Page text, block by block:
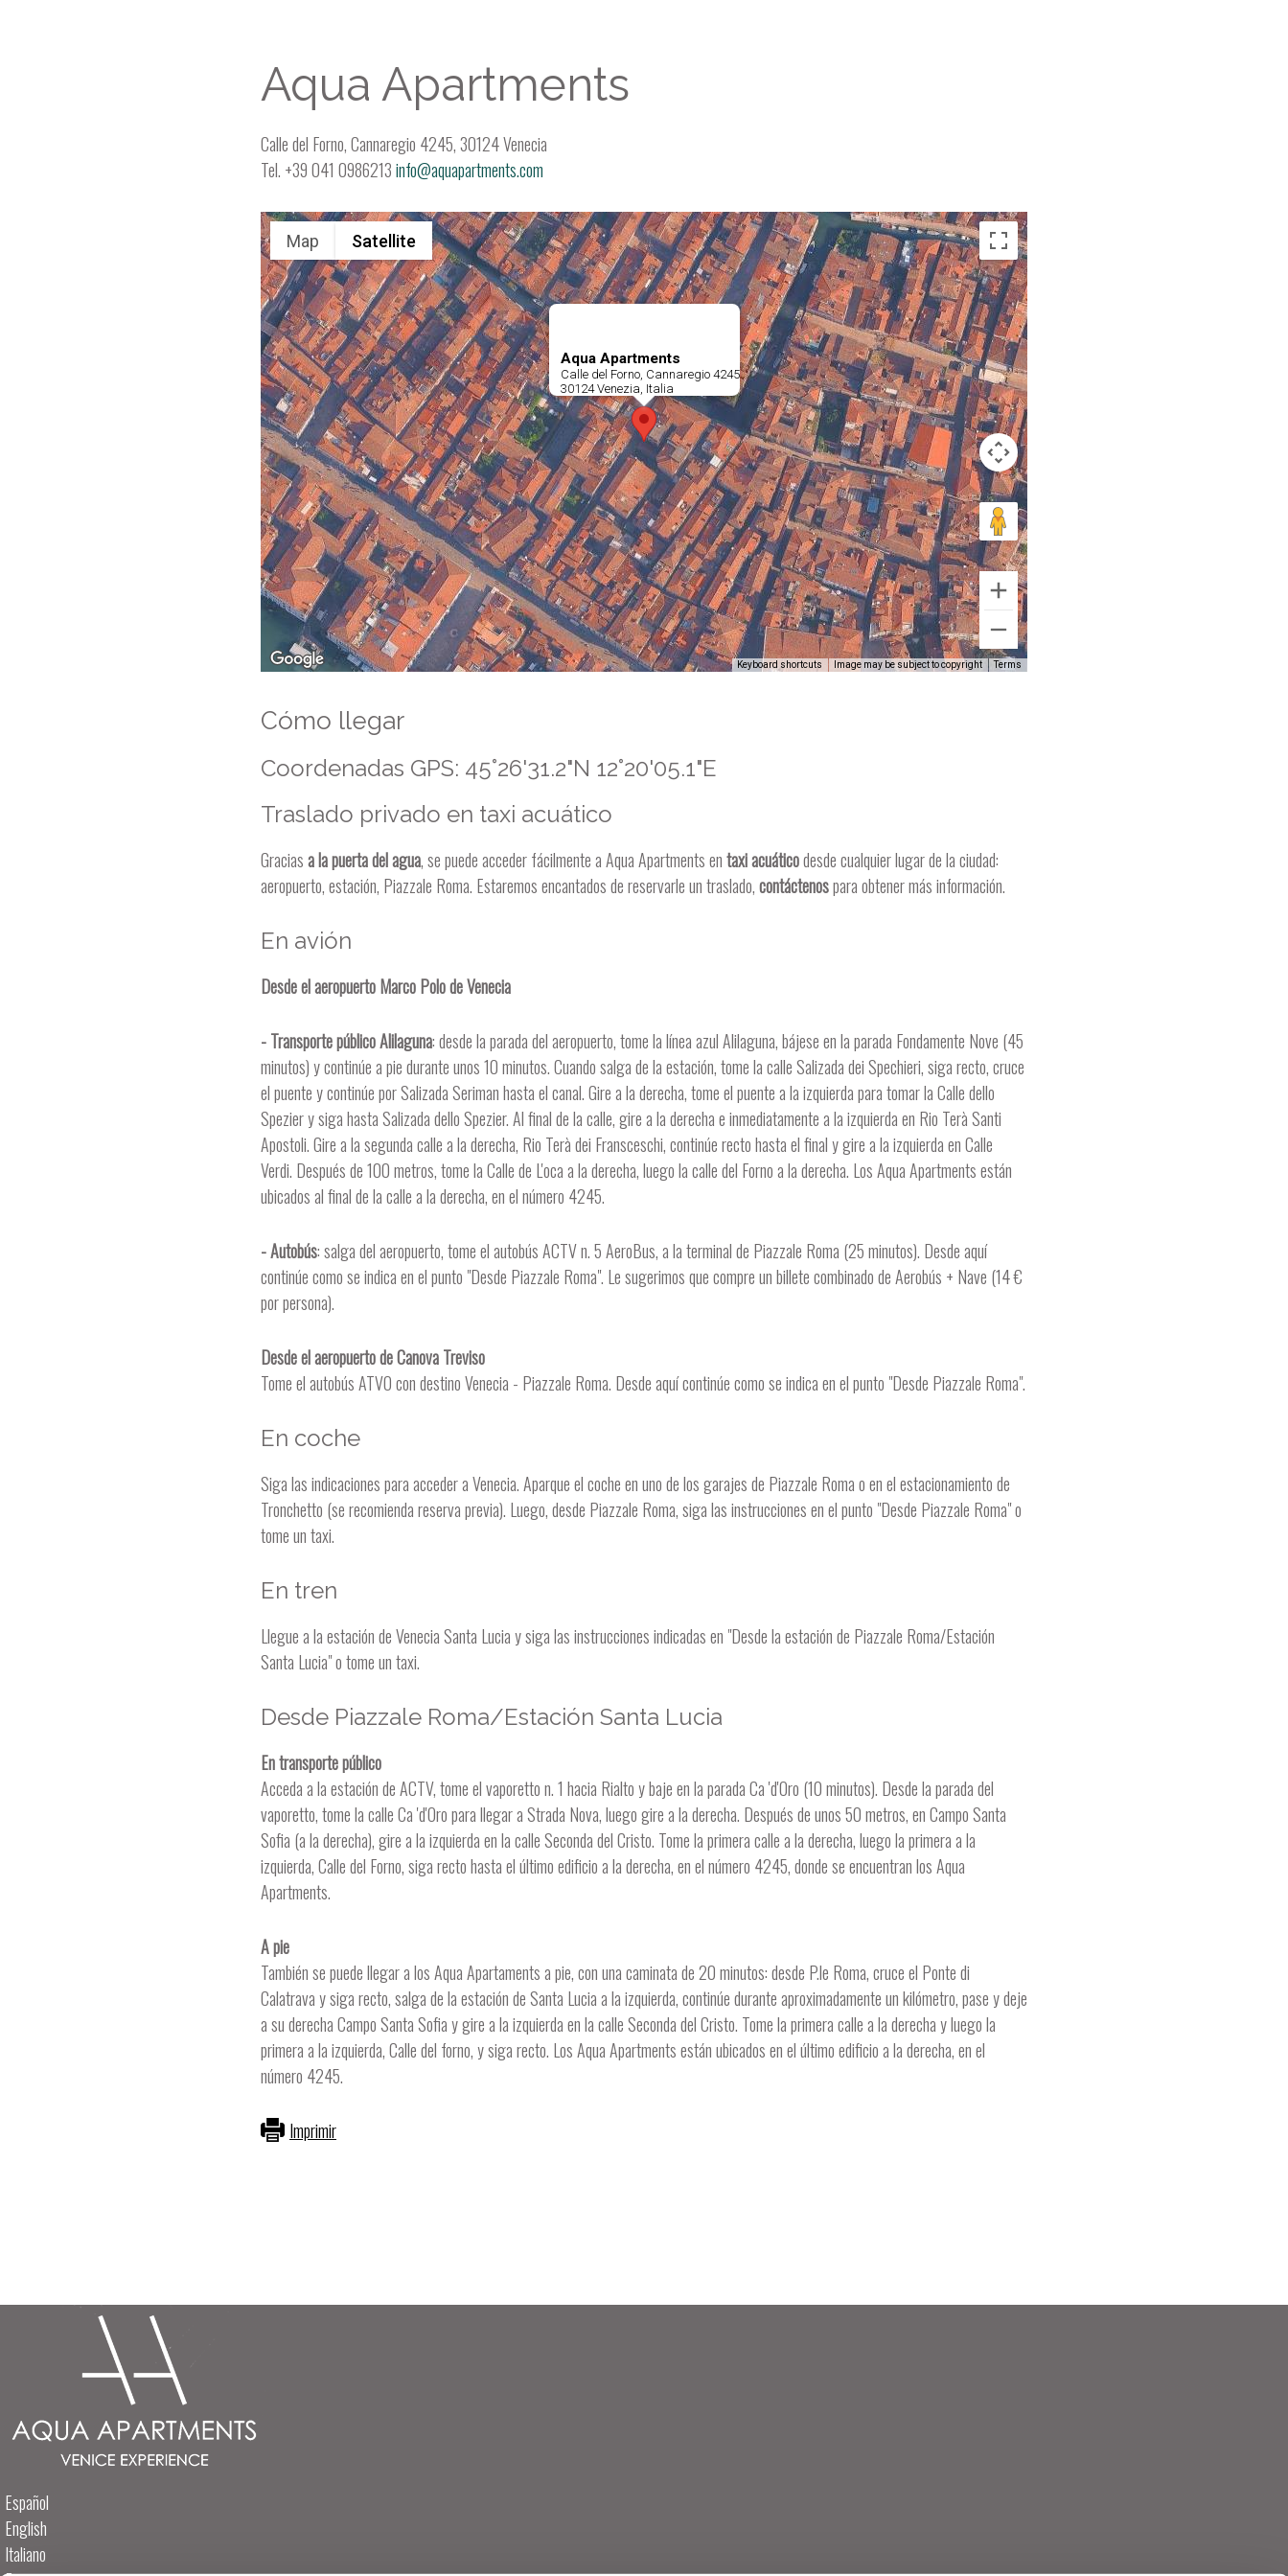
Aqua Apartments
Calle del Forno, Cannaregio 4245, 30124 Venecia
Tel. +39 041 0986213info@aquapartments.com
Cómo llegar
Coordenadas GPS: 45°26'31.2"N 12°20'05.1"E
Traslado privado en taxi acuático
Graciasa la puerta del agua, se puede acceder fácilmente a Aqua Apartments entaxi acuáticodesde cualquier lugar de la ciudad:
aeropuerto, estación, Piazzale Roma. Estaremos encantados de reservarle un traslado,contáctenospara obtener más información.
En avión
Desde el aeropuerto Marco Polo de Venecia
- Transporte público Alilaguna: desde la parada del aeropuerto, tome la línea azul Alilaguna, bájese en la parada Fondamente Nove (45
minutos) y continúe a pie durante unos 10 minutos. Cuando salga de la estación, tome la calle Salizada dei Spechieri, siga recto, cruce
el puente y continúe por Salizada Seriman hasta el canal. Gire a la derecha, tome el puente a la izquierda para tomar la Calle dello
Spezier y siga hasta Salizada dello Spezier. Al final de la calle, gire a la derecha e inmediatamente a la izquierda en Rio Terà Santi
Apostoli. Gire a la segunda calle a la derecha, Rio Terà dei Fransceschi, continúe recto hasta el final y gire a la izquierda en Calle
Verdi. Después de 100 metros, tome la Calle de L'oca a la derecha, luego la calle del Forno a la derecha. Los Aqua Apartments están
ubicados al final de la calle a la derecha, en el número 4245.
- Autobús: salga del aeropuerto, tome el autobús ACTV n. 5 AeroBus, a la terminal de Piazzale Roma (25 minutos). Desde aquí
continúe como se indica en el punto "Desde Piazzale Roma". Le sugerimos que compre un billete combinado de Aerobús + Nave (14 €
por persona).
Desde el aeropuerto de Canova Treviso
Tome el autobús ATVO con destino Venecia - Piazzale Roma. Desde aquí continúe como se indica en el punto "Desde Piazzale Roma".
En coche
Siga las indicaciones para acceder a Venecia. Aparque el coche en uno de los garajes de Piazzale Roma o en el estacionamiento de
Tronchetto (se recomienda reserva previa). Luego, desde Piazzale Roma, siga las instrucciones en el punto "Desde Piazzale Roma" o
tome un taxi.
En tren
Llegue a la estación de Venecia Santa Lucia y siga las instrucciones indicadas en "Desde la estación de Piazzale Roma/Estación
Santa Lucia" o tome un taxi.
Desde Piazzale Roma/Estación Santa Lucia
En transporte público
Acceda a la estación de ACTV, tome el vaporetto n. 1 hacia Rialto y baje en la parada Ca 'd'Oro (10 minutos). Desde la parada del
vaporetto, tome la calle Ca 'd'Oro para llegar a Strada Nova, luego gire a la derecha. Después de unos 50 metros, en Campo Santa
Sofia (a la derecha), gire a la izquierda en la calle Seconda del Cristo. Tome la primera calle a la derecha, luego la primera a la
izquierda, Calle del Forno, siga recto hasta el último edificio a la derecha, en el número 4245, donde se encuentran los Aqua
Apartments.
A pie
También se puede llegar a los Aqua Apartaments a pie, con una caminata de 20 minutos: desde P.le Roma, cruce el Ponte di
Calatrava y siga recto, salga de la estación de Santa Lucia a la izquierda, continúe durante aproximadamente un kilómetro, pase y deje
a su derecha Campo Santa Sofia y gire a la izquierda en la calle Seconda del Cristo. Tome la primera calle a la derecha y luego la
primera a la izquierda, Calle del forno, y siga recto. Los Aqua Apartments están ubicados en el último edificio a la derecha, en el
número 4245.
Imprimir
Español
English
Italiano